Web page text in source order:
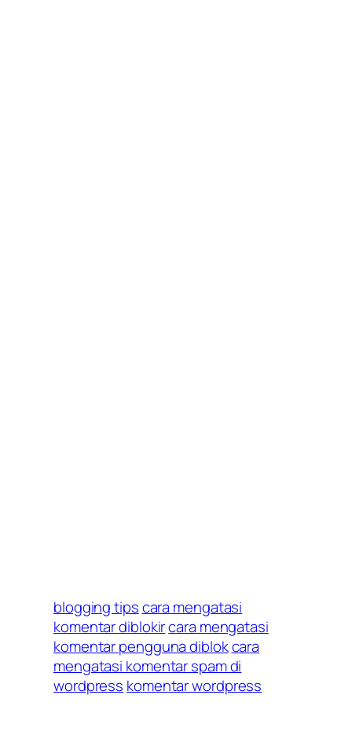
blogging tipscara mengatasi
komentar diblokircara mengatasi
komentar pengguna diblokcara
mengatasi komentar spam di
wordpress komentar wordpress